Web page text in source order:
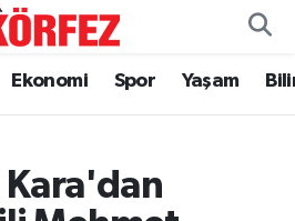
Ekonomi Spor Yaşam
Kara'dan